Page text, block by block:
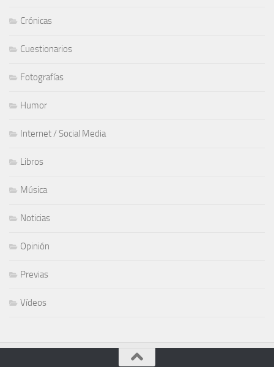
Crónicas
Cuestionarios
Fotografías
Humor
Internet / Social Media
Libros
Música
Noticias
Opinión
Previas
Vídeos